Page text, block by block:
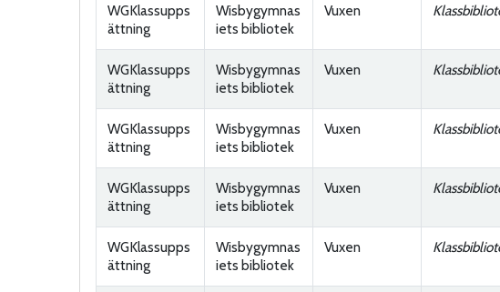
WGKlassupps
ättning
Wisbygymnas
iets bibliotek
Vuxen
WGKlassupps
ättning
Wisbygymnas
iets bibliotek
Vuxen
WGKlassupps
ättning
Wisbygymnas
iets bibliotek
Vuxen
WGKlassupps
ättning
Wisbygymnas
iets bibliotek
Vuxen
WGKlassupps
ättning
Wisbygymnas
iets bibliotek
Vuxen